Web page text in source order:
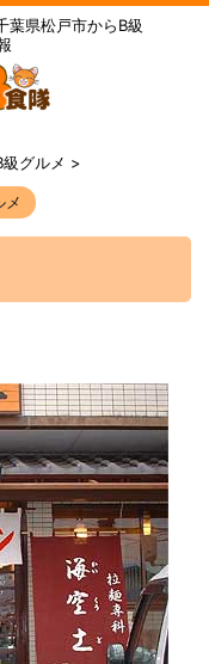
葉県松戸市からB級
グルメ >
メ